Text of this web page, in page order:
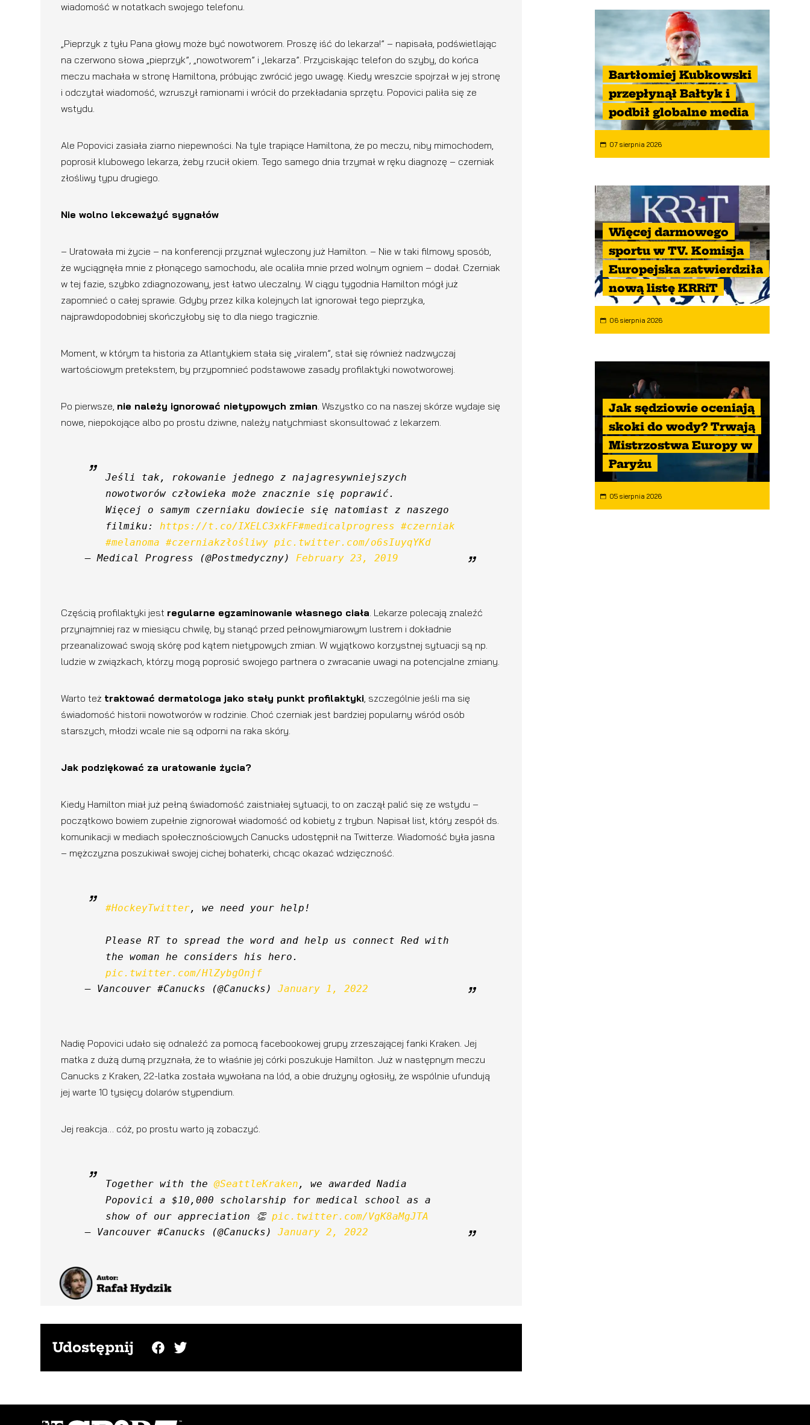
wiadomość w notatkach swojego telefonu.
„Pieprzyk z tyłu Pana głowy może być nowotworem. Proszę iść do lekarza!” – napisała, podświetlając
na czerwono słowa „pieprzyk”, „nowotworem” i „lekarza”. Przyciskając telefon do szyby, do końca
meczu machała w stronę Hamiltona, próbując zwrócić jego uwagę. Kiedy wreszcie spojrzał w jej stronę
i odczytał wiadomość, wzruszył ramionami i wrócił do przekładania sprzętu. Popovici paliła się ze
wstydu.
Ale Popovici zasiała ziarno niepewności. Na tyle trapiące Hamiltona, że po meczu, niby mimochodem,
poprosił klubowego lekarza, żeby rzucił okiem. Tego samego dnia trzymał w ręku diagnozę – czerniak
złośliwy typu drugiego.
Nie wolno lekceważyć sygnałów
– Uratowała mi życie – na konferencji przyznał wyleczony już Hamilton. – Nie w taki filmowy sposób,
że wyciągnęła mnie z płonącego samochodu, ale ocaliła mnie przed wolnym ogniem – dodał. Czerniak
w tej fazie, szybko zdiagnozowany, jest łatwo uleczalny. W ciągu tygodnia Hamilton mógł już
zapomnieć o całej sprawie. Gdyby przez kilka kolejnych lat ignorował tego pieprzyka,
najprawdopodobniej skończyłoby się to dla niego tragicznie.
Moment, w którym ta historia za Atlantykiem stała się „viralem”, stał się również nadzwyczaj
wartościowym pretekstem, by przypomnieć podstawowe zasady profilaktyki nowotworowej.
Po pierwsze, nie należy ignorować nietypowych zmian. Wszystko co na naszej skórze wydaje się
nowe, niepokojące albo po prostu dziwne, należy natychmiast skonsultować z lekarzem.
Jeśli tak, rokowanie jednego z najagresywniejszych
nowotworów człowieka może znacznie się poprawić.
Więcej o samym czerniaku dowiecie się natomiast z naszego
filmiku: https://t.co/IXELC3xkFF#medicalprogress #czerniak
#melanoma #czerniakzłośliwy pic.twitter.com/o6sIuyqYKd
— Medical Progress (@Postmedyczny) February 23, 2019
Częścią profilaktyki jest regularne egzaminowanie własnego ciała. Lekarze polecają znaleźć
przynajmniej raz w miesiącu chwilę, by stanąć przed pełnowymiarowym lustrem i dokładnie
przeanalizować swoją skórę pod kątem nietypowych zmian. W wyjątkowo korzystnej sytuacji są np.
ludzie w związkach, którzy mogą poprosić swojego partnera o zwracanie uwagi na potencjalne zmiany.
Warto też traktować dermatologa jako stały punkt profilaktyki, szczególnie jeśli ma się
świadomość historii nowotworów w rodzinie. Choć czerniak jest bardziej popularny wśród osób
starszych, młodzi wcale nie są odporni na raka skóry.
Jak podziękować za uratowanie życia?
Kiedy Hamilton miał już pełną świadomość zaistniałej sytuacji, to on zaczął palić się ze wstydu –
początkowo bowiem zupełnie zignorował wiadomość od kobiety z trybun. Napisał list, który zespół ds.
komunikacji w mediach społecznościowych Canucks udostępnił na Twitterze. Wiadomość była jasna
– mężczyzna poszukiwał swojej cichej bohaterki, chcąc okazać wdzięczność.
#HockeyTwitter, we need your help!
Please RT to spread the word and help us connect Red with
pic.twitter.com/HlZybgOnjf
— Vancouver #Canucks (@Canucks) January 1, 2022
Nadię Popovici udało się odnaleźć za pomocą facebookowej grupy zrzeszającej fanki Kraken. Jej
matka z dużą dumą przyznała, że to właśnie jej córki poszukuje Hamilton. Już w następnym meczu
Canucks z Kraken, 22-latka została wywołana na lód, a obie drużyny ogłosiły, że wspólnie ufundują
jej warte 10 tysięcy dolarów stypendium.
Jej reakcja… cóż, po prostu warto ją zobaczyć.
Together with the @SeattleKraken , we awarded Nadia
Popovici a $10,000 scholarship for medical school as a
show of our appreciation 👏 pic.twitter.com/VgK8aMgJTA
— Vancouver #Canucks (@Canucks) January 2, 2022
Udostępnij
Bartłomiej Kubkowski
przepłynął Bałtyk i
podbił globalne media
07 sierpnia 2026
Więcej darmowego
sportu w TV. Komisja
Europejska zatwierdziła
nową listę KRRiT
06 sierpnia 2026
Jak sędziowie oceniają
skoki do wody? Trwają
Mistrzostwa Europy w
Paryżu
05 sierpnia 2026